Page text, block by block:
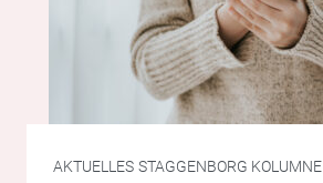
AKTUELLES STAGGENBORG KOLUMNE